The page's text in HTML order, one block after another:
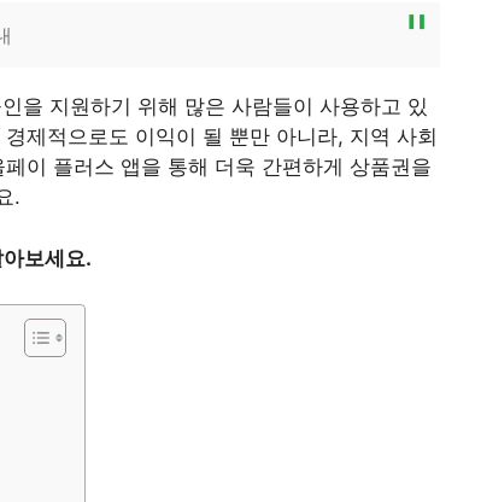
을 지원하기 위해 많은 사람들이 사용하고 있
제적으로도 이익이 될 뿐만 아니라, 지역 사회
이 플러스 앱을 통해 더욱 간편하게 상품권을
.
보세요.